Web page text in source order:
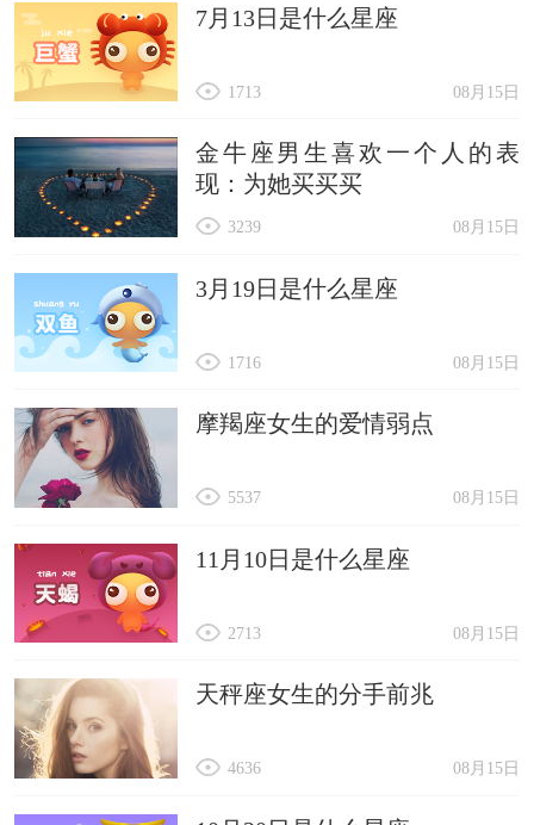
7月13日是什么星座
08月15日
1713
金牛座男生喜欢一个人的表
现：为她买买买
08月15日
3239
3月19日是什么星座
08月15日
1716
摩羯座女生的爱情弱点
08月15日
5537
11月10日是什么星座
08月15日
2713
天秤座女生的分手前兆
08月15日
4636